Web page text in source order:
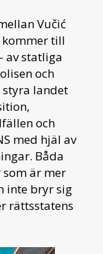
Vučić
till
av statliga
och
landet
och
med hjäl av
Båda
som är mer
inte bryr sig
rättsstatens